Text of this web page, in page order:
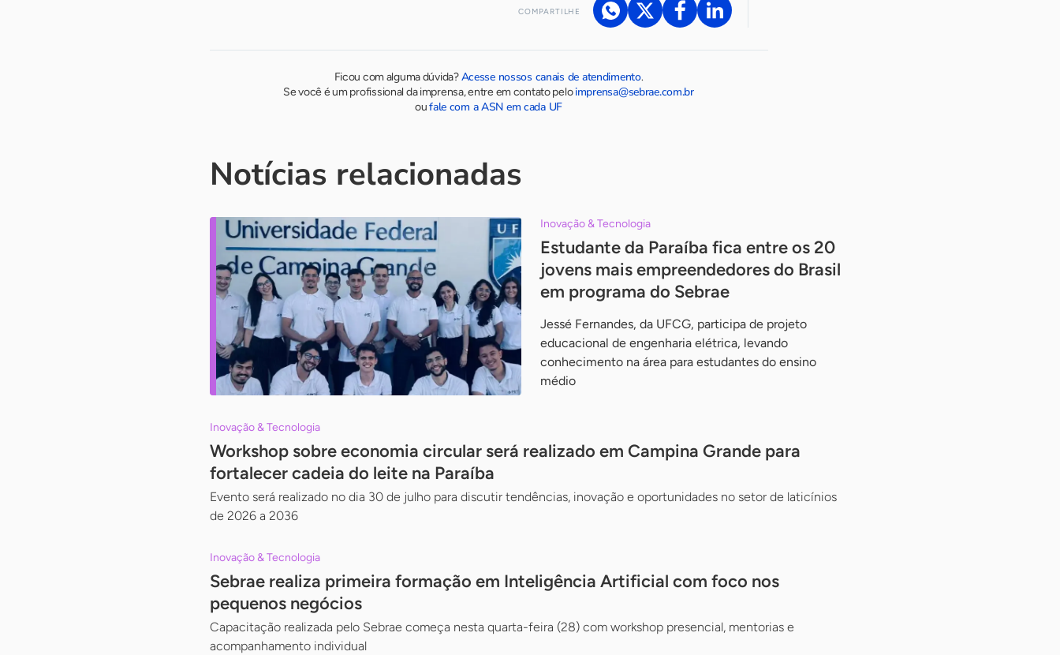
COMPARTILHE
Ficou com alguma dúvida?Acesse nossos canais de atendimento.
Se você é um profissional da imprensa, entre em contato peloimprensa@sebrae.com.br
oufale com a ASN em cada UF
Notícias relacionadas
Inovação & Tecnologia
Estudante da Paraíba fica entre os 20
jovens mais empreendedores do Brasil
em programa do Sebrae
Jessé Fernandes, da UFCG, participa de projeto
educacional de engenharia elétrica, levando
conhecimento na área para estudantes do ensino
médio
Inovação & Tecnologia
Workshop sobre economia circular será realizado em Campina Grande para
fortalecer cadeia do leite na Paraíba
Evento será realizado no dia 30 de julho para discutir tendências, inovação e oportunidades no setor de laticínios
de 2026 a 2036
Inovação & Tecnologia
Sebrae realiza primeira formação em Inteligência Artificial com foco nos
pequenos negócios
Capacitação realizada pelo Sebrae começa nesta quarta-feira (28) com workshop presencial, mentorias e
acompanhamento individual